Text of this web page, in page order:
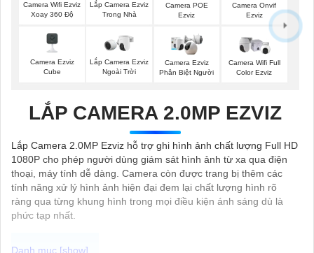
Camera Wifi Ezviz
Xoay 360 Độ
Lắp Camera Ezviz
Trong Nhà
Camera POE
Ezviz
Camera Onvif
Ezviz
Camera Ezviz
Cube
Lắp Camera Ezviz
Ngoài Trời
Camera Ezviz
Phân Biệt Người
Camera Wifi Full
Color Ezviz
LẮP CAMERA 2.0MP EZVIZ
Lắp Camera 2.0MP Ezviz hỗ trợ ghi hình ảnh chất lượng Full HD
1080P cho phép người dùng giám sát hình ảnh từ xa qua điện
thoại, máy tính dễ dàng. Camera còn được trang bị thêm các
tính năng xử lý hình ảnh hiện đại đem lại chất lượng hình rõ
ràng qua từng khung hình trong mọi điều kiện ánh sáng dù là
phức tạp nhất.